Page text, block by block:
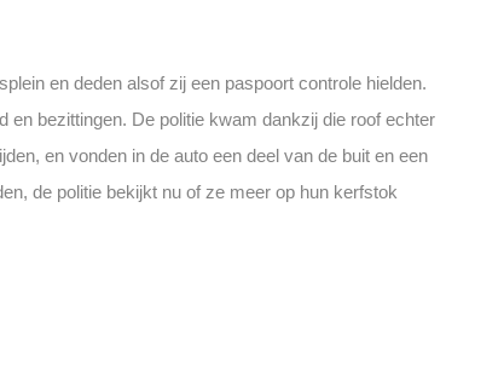
en deden alsof zij een paspoort controle hielden.
bezittingen. De politie kwam dankzij die roof echter
en vonden in de auto een deel van de buit en een
de politie bekijkt nu of ze meer op hun kerfstok